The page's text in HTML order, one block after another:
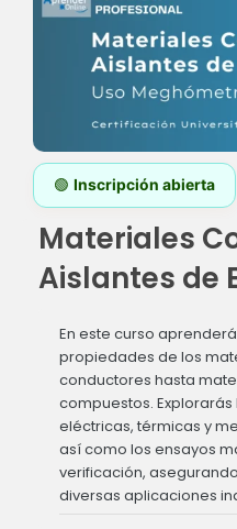
🟢Inscripción abierta
Materiales
Aislantes de
En este curso
propiedades de los
conductores hasta
compuestos.
eléctricas, térmicas y
así como los ensayos
verificación,
diversas aplicaciones